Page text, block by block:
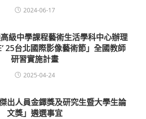
2024-06-17
級中學課程藝術生活學科中心辦理
25台北國際影像藝術節」全國教師
研習實施計畫
2025-04-24
出人員金鐸獎及研究生暨大學生論
文獎」遴選事宜